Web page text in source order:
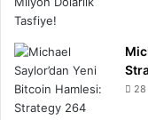
28